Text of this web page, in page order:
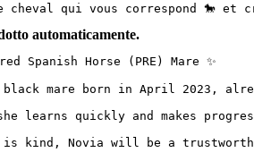
cheval qui vous correspond 🐎
automaticamente.
Spanish Horse (PRE) Mare ✨
mare born in April 2023,
learns quickly and makes
kind, Novia will be a